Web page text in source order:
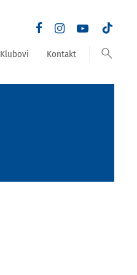
Klubovi Kontakt search